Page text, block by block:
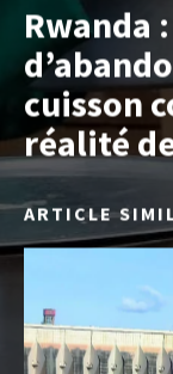
Rwanda
cuisson
réalité
ARTICLE